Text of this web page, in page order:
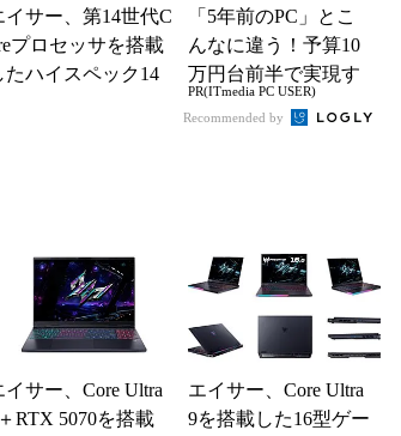
イサー、第14世代C
プロセッサを搭載
たハイスペック14
「5年前のPC」とこ
んなに違う！予算10
万円台前半で実現す
る快適PCライフ
PR(ITmedia PC USER)
Recommended by
イサー、Core Ultra
RTX 5070を搭載
エイサー、Core Ultra
9を搭載した16型ゲー